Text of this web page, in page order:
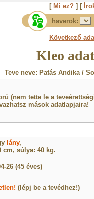
[ Mi ez? ] [
haverok:
Következő
Kleo
Teve neve: Patás Andika /
(nem tette le a
mások adatlapjaira!
lány,
cm, súlya: 40 kg.
26 (45 éves)
(lépj be a tevédhez!)